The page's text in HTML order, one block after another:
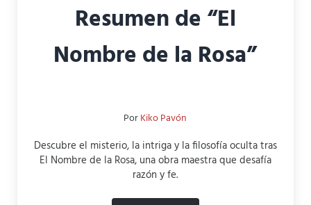
Resumen de “El
Nombre de la Rosa”
PorKiko Pavón
Descubre el misterio, la intriga y la filosofía oculta tras
El Nombre de la Rosa, una obra maestra que desafía
razón y fe.